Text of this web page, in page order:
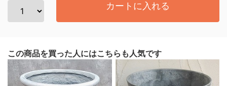
カートに入れる
この商品を買った人にはこちらも人気です